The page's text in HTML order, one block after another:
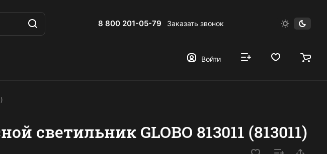
8 800 201-05-79 Заказать звонок
Войти
светильник GLOBO 813011 (813011)